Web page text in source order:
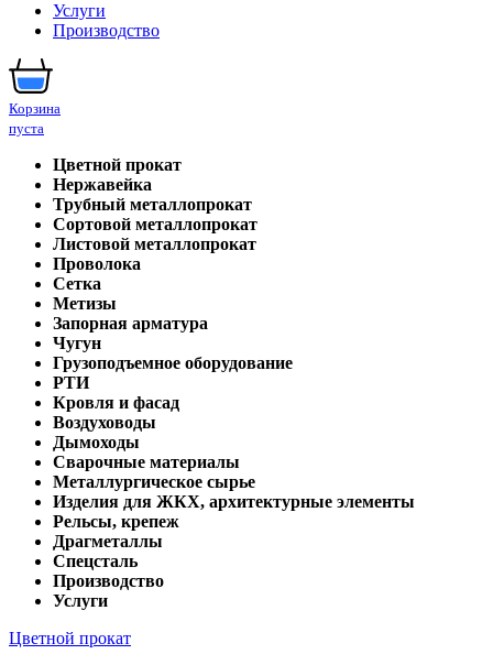
Услуги
Производство
Корзина
пуста
Цветной прокат
Нержавейка
Трубный металлопрокат
Сортовой металлопрокат
Листовой металлопрокат
Проволока
Сетка
Метизы
Запорная арматура
Чугун
Грузоподъемное оборудование
РТИ
Кровля и фасад
Воздуховоды
Дымоходы
Сварочные материалы
Металлургическое сырье
Изделия для ЖКХ, архитектурные элементы
Рельсы, крепеж
Драгметаллы
Спецсталь
Производство
Услуги
Цветной прокат